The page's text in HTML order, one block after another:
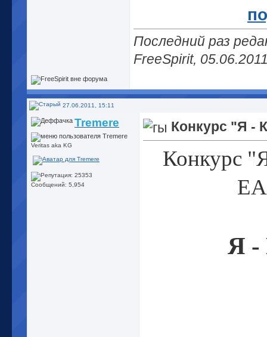
Последний раз
FreeSpirit,
27.06.2011, 15:11
Tremere
Veritas aka KG
Сообщений: 5,954
Конкурс "Я -
Конкурс
Я -